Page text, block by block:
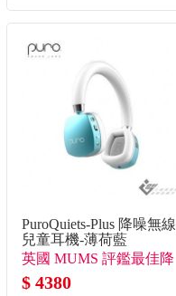
PuroQuiets-Plus 降噪無線
兒童耳機-薄荷藍
英國 MUMS 評鑑最佳降
噪兒童耳機
$ 4380